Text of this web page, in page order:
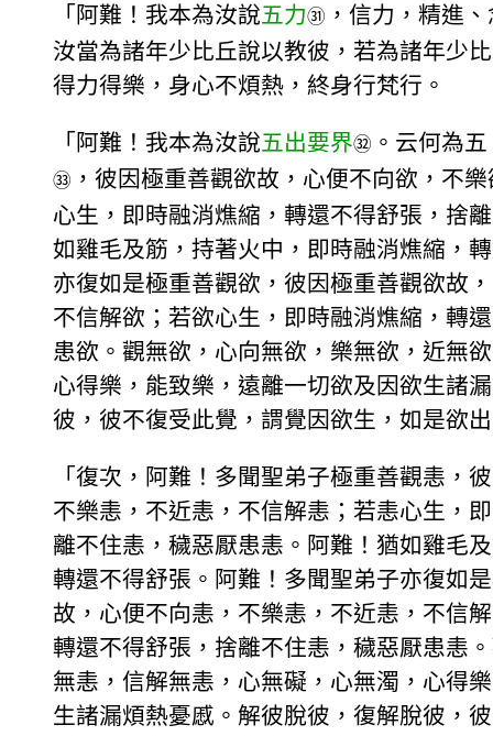
「阿難！我本為汝說五力㉛ ，信力，精進
汝當為諸年少比丘說以教彼，若為諸年少
得力得樂，身心不煩熱，終身行梵行。
「阿難！我本為汝說五出要界㉜ 。云何為
㉝ ，彼因極重善觀欲故，心便不向欲，不
心生，即時融消燋縮，轉還不得舒張，捨
如雞毛及筋，持著火中，即時融消燋縮，
亦復如是極重善觀欲，彼因極重善觀欲故
不信解欲；若欲心生，即時融消燋縮，轉
患欲。觀無欲，心向無欲，樂無欲，近無
心得樂，能致樂，遠離一切欲及因欲生諸
彼，彼不復受此覺，謂覺因欲生，如是欲
「復次，阿難！多聞聖弟子極重善觀恚，
不樂恚，不近恚，不信解恚；若恚心生，
離不住恚，穢惡厭患恚。阿難！猶如雞毛
轉還不得舒張。阿難！多聞聖弟子亦復如
故，心便不向恚，不樂恚，不近恚，不信
轉還不得舒張，捨離不住恚，穢惡厭患恚
無恚，信解無恚，心無礙，心無濁，心得
生諸漏煩熱憂慼。解彼脫彼，復解脫彼，